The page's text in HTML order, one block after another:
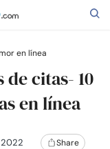
en línea
citas- 10
en línea
2022 Share